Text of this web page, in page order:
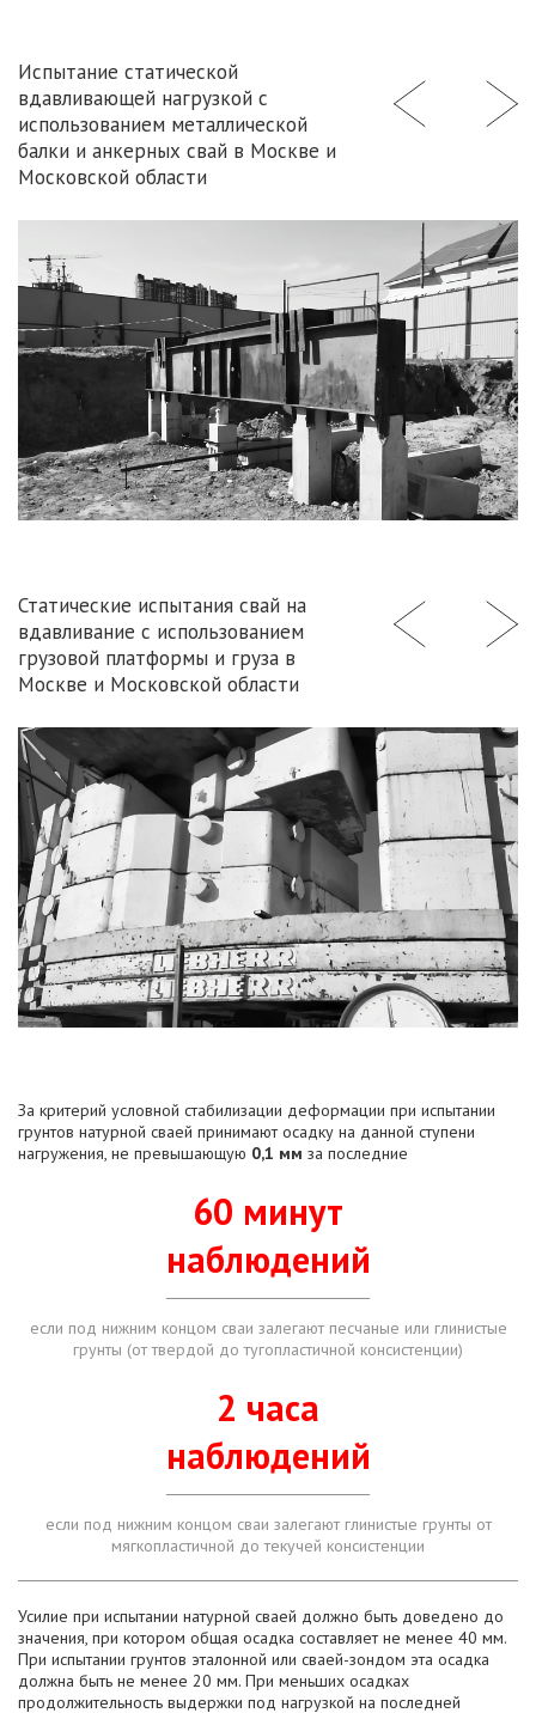
Испытание статической
вдавливающей нагрузкой с
использованием металлической
балки и анкерных свай в Москве и
Московской области
Статические испытания свай на
вдавливание с использованием
грузовой платформы и груза в
Москве и Московской области
За критерий условной стабилизации деформации при испытании
грунтов натурной сваей принимают осадку на данной ступени
нагружения, не превышающую 0,1 мм за последние
60 минут
наблюдений
если под нижним концом сваи залегают песчаные или глинистые
грунты (от твердой до тугопластичной консистенции)
2 часа
наблюдений
если под нижним концом сваи залегают глинистые грунты от
мягкопластичной до текучей консистенции
Усилие при испытании натурной сваей должно быть доведено до
значения, при котором общая осадка составляет не менее 40 мм.
При испытании грунтов эталонной или сваей-зондом эта осадка
должна быть не менее 20 мм. При меньших осадках
продолжительность выдержки под нагрузкой на последней